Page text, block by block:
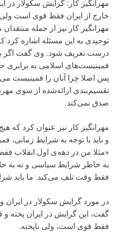
مهرانگیز کار: گرایش سکولار در
خارج از ایران فقط قوی است ولی
مهرانگیز کار نیز از جمله
توحیدی به این مسئله اشاره کرد
درست تعریف شود. وی گفت اگر
فمینیست‌های اسلامی به برابری
پس اصلا چرا آنان را فمینیست
تقسیم‌‌بندی ارائه‌شده از سوی
صدق نمی‌کند.
مهرانگیز کار نیز عنوان کرد که
و باید با توجه به شرایط
«مثلا من در دهه‌ی اول انقلاب
به خاطر شرایط سیاسی و نه به
فقط وقت تلف می‌کند. ما باید
در مورد گرایش سکولار در ایران و
گفت، این گرایش در ایران پخته و
فقط قوی است، ولی ناپخته.